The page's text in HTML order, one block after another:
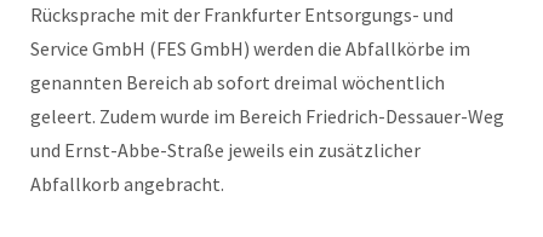
Rücksprache mit der Frankfurter Entsorgungs- und
Service GmbH (FES GmbH) werden die Abfallkörbe im
genannten Bereich ab sofort dreimal wöchentlich
geleert. Zudem wurde im Bereich Friedrich-Dessauer-Weg
und Ernst-Abbe-Straße jeweils ein zusätzlicher
Abfallkorb angebracht.